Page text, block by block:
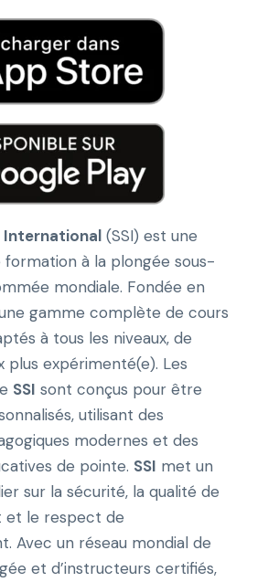
International (SSI) est une
formation à la plongée sous-
mondiale. Fondée en
gamme complète de cours
à tous les niveaux, de
plus expérimenté(e). Les
SSI sont conçus pour être
utilisant des
modernes et des
de pointe. SSI met un
sur la sécurité, la qualité de
et le respect de
Avec un réseau mondial de
et d’instructeurs certifiés,